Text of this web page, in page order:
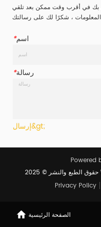
ا...
بك في أقرب وقت ممكن بعد تلقي
*اسم
*رسالة
إرسال&gt;
الصفحة الرئيسية
Powered
Privacy Policy